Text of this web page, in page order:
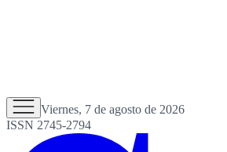
Viernes, 7 de agosto de 2026
ISSN 2745-2794